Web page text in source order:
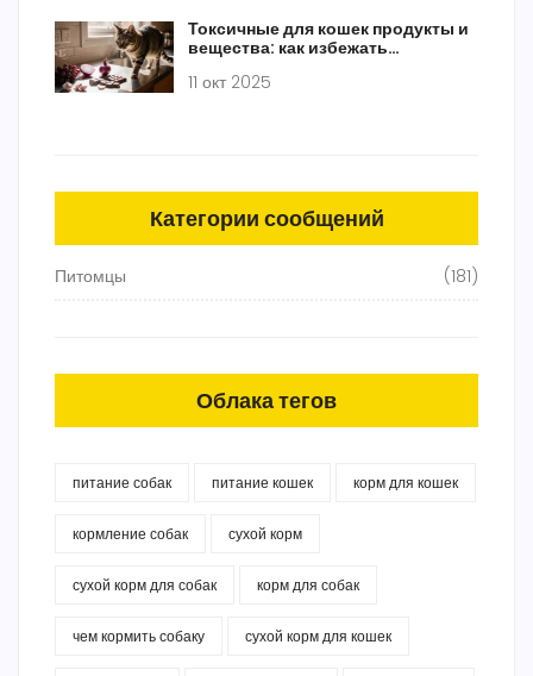
Токсичные для кошек продукты и
вещества: как избежать
11 окт 2025
Категории сообщений
Питомцы (181)
Облака тегов
питание собак питание кошек корм для кошек
кормление собак сухой корм
сухой корм для собак корм для собак
чем кормить собаку сухой корм для кошек